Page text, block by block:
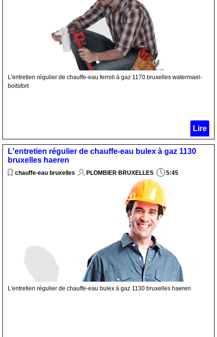
L'entretien régulier de chauffe-eau ferroli à gaz 1170 bruxelles watermael-
boitsfort
Lire
L'entretien régulier de chauffe-eau bulex à gaz 1130
bruxelles haeren
chauffe-eau bruxelles PLOMBIER BRUXELLES 5:45
L'entretien régulier de chauffe-eau bulex à gaz 1130 bruxelles haeren